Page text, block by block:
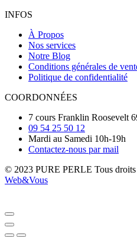
INFOS
À Propos
Nos services
Notre Blog
Conditions générales de
Politique de confidentialité
COORDONNÉES
7 cours Franklin Roosevelt
09 54 25 50 12
Mardi au Samedi 10h-19h
Contactez-nous par mail
© 2023 PURE PERLE Tous droits
Web&Vous